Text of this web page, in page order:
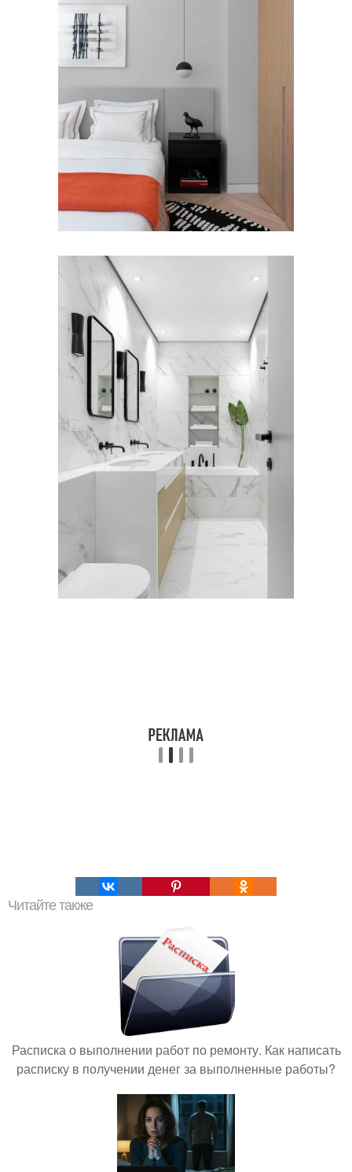
Читайте также
Расписка о выполнении работ по ремонту. Как написать
расписку в получении денег за выполненные работы?